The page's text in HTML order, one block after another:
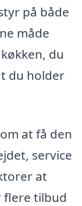
på både
måde
du
du holder
at få den
service
at
flere tilbud